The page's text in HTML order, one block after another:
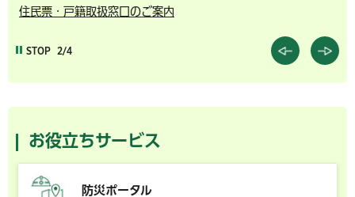
住民票・戸籍取扱窓口のご案内
STOP 2/4
お役立ちサービス
防災ポータル